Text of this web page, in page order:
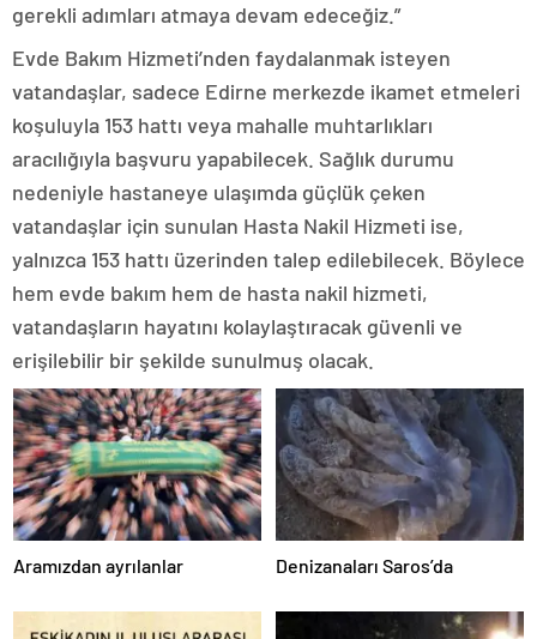
gerekli adımları atmaya devam edeceğiz.”
Evde Bakım Hizmeti’nden faydalanmak isteyen
vatandaşlar, sadece Edirne merkezde ikamet etmeleri
koşuluyla 153 hattı veya mahalle muhtarlıkları
aracılığıyla başvuru yapabilecek. Sağlık durumu
nedeniyle hastaneye ulaşımda güçlük çeken
vatandaşlar için sunulan Hasta Nakil Hizmeti ise,
yalnızca 153 hattı üzerinden talep edilebilecek. Böylece
hem evde bakım hem de hasta nakil hizmeti,
vatandaşların hayatını kolaylaştıracak güvenli ve
erişilebilir bir şekilde sunulmuş olacak.
Aramızdan ayrılanlar Denizanaları Saros’da